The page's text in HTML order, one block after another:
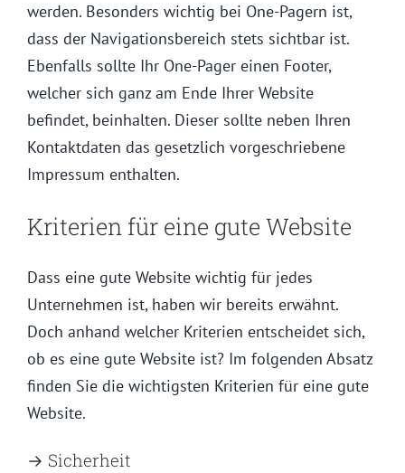
werden. Besonders wichtig bei One-Pagern ist,
dass der Navigationsbereich stets sichtbar ist.
Ebenfalls sollte Ihr One-Pager einen Footer,
welcher sich ganz am Ende Ihrer Website
befindet, beinhalten. Dieser sollte neben Ihren
Kontaktdaten das gesetzlich vorgeschriebene
Impressum enthalten.
Kriterien für eine gute Website
Dass eine gute Website wichtig für jedes
Unternehmen ist, haben wir bereits erwähnt.
Doch anhand welcher Kriterien entscheidet sich,
ob es eine gute Website ist? Im folgenden Absatz
finden Sie die wichtigsten Kriterien für eine gute
Website.
→ Sicherheit